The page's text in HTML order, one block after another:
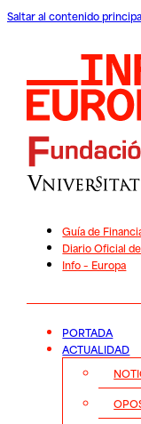
Saltar al contenido
Guía de
Diario Oficial
Info – Europa
PORTADA
ACTUALIDAD